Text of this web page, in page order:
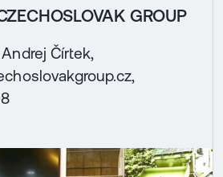
GROUP
Čírtek,